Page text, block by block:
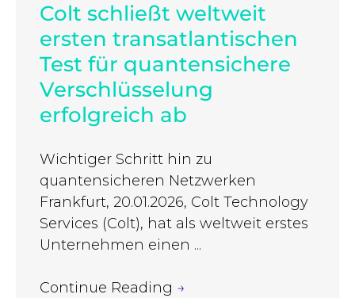
Colt schließt weltweit
ersten transatlantischen
Test für quantensichere
Verschlüsselung
erfolgreich ab
Wichtiger Schritt hin zu
quantensicheren Netzwerken
Frankfurt, 20.01.2026, Colt Technology
Services (Colt), hat als weltweit erstes
Unternehmen einen ...
Continue Reading →